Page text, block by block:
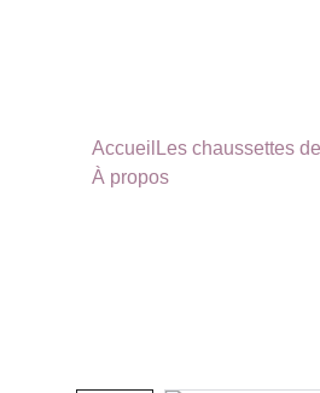
Accueil Les chaussettes
À propos